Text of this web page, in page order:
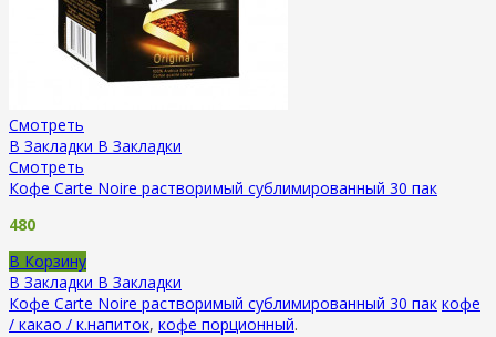
Смотреть
В Закладки В Закладки
Смотреть
Кофе Carte Noire растворимый сублимированный 30 пак
480
В Корзину
В Закладки В Закладки
Кофе Carte Noire растворимый сублимированный 30 пак кофе
/ какао / к.напиток, кофе порционный.